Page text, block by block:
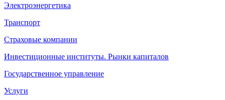
Электроэнергетика
Транспорт
Страховые компании
Инвестиционные институты. Рынки капиталов
Государственное управление
Услуги